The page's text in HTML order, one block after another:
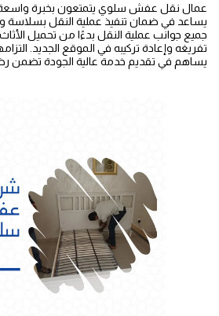
عمال نقل عفش سلوي يتمتعون بخبرة واسعة
يساعد في ضمان تنفيذ عملية النقل
جميع جوانب عملية النقل بدءًا من تحميل
تفريغه وإعادة تركيبه في الموقع الجديد.
يساهم في تقديم خدمة عالية الجودة تضمن